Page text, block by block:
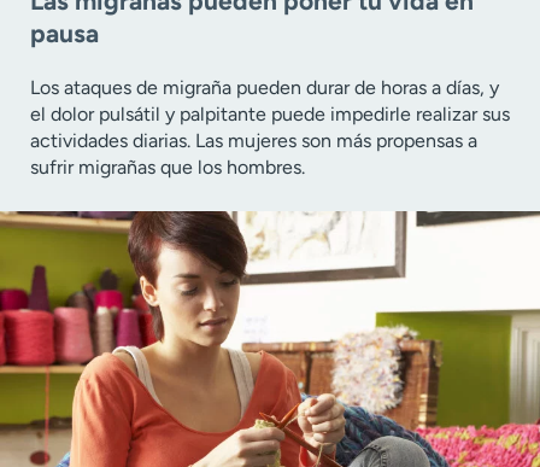
pausa
Los ataques de migraña pueden durar de horas a días, y
el dolor pulsátil y palpitante puede impedirle realizar sus
actividades diarias. Las mujeres son más propensas a
sufrir migrañas que los hombres.